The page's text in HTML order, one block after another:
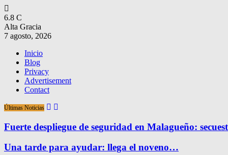
6.8 C
Alta Gracia
7 agosto, 2026
Inicio
Blog
Privacy
Advertisement
Contact
Últimas Noticias
Fuerte despliegue de seguridad en Malagueño:
Una tarde para ayudar: llega el noveno…